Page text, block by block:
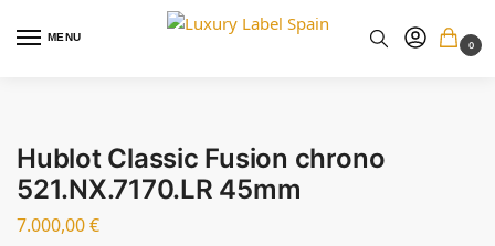
MENU
0
Hublot Classic Fusion chrono
521.NX.7170.LR 45mm
7.000,00€